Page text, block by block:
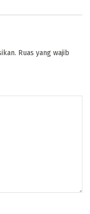
Ruas yang wajib